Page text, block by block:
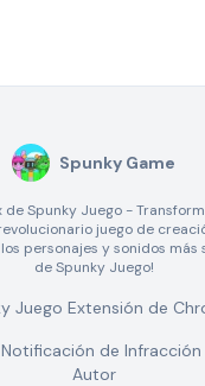
Spunky Game
de Spunky Juego -
juego de
personajes y sonidos más
de Spunky Juego!
Juego Extensión de
de
Autor